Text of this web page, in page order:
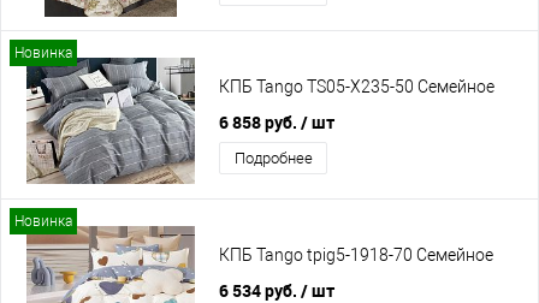
Новинка
КПБ Tango TS05-X235-50 Семейное
6 858 руб. / шт
Подробнее
Новинка
КПБ Tango tpig5-1918-70 Семейное
6 534 руб. / шт